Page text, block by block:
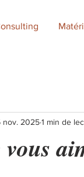
nov. 20251 min de